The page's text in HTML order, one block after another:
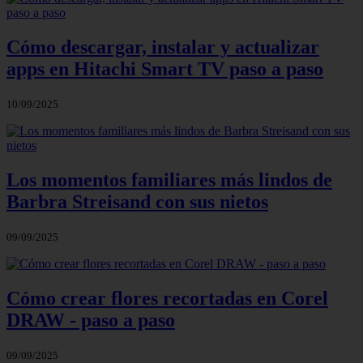
Cómo descargar, instalar y actualizar
apps en Hitachi Smart TV paso a paso
10/09/2025
Los momentos familiares más lindos de
Barbra Streisand con sus nietos
09/09/2025
Cómo crear flores recortadas en Corel
DRAW - paso a paso
09/09/2025